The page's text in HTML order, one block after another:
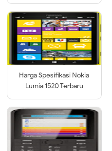
Harga Spesifikasi Nokia
Lumia 1520 Terbaru